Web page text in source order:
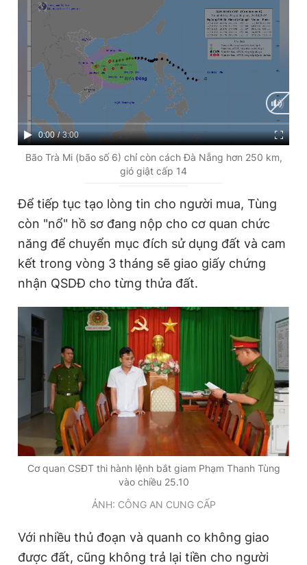
RSS Tòa soạn Chính sách bảo
Tổng biên tập: Nguyễn Ngọc Toàn
Phó tổng biên tập thường trực: Hải Thành
Phó tổng biên tập: Lâm Hiếu Dũng
Phó tổng biên tập: Trần Việt Hưng
Tổng thư ký tòa soạn: Đức Trung
Giấy phép xuất bản số 110/GP - BTTTT cấp ngày 24.3.2020
© 2003-2026 Bản quyền thuộc về Báo Thanh Niên. Cấm sao
chép dưới mọi hình thức nếu không có sự chấp thuận bằng văn
bản. Phát triển bởi ePi Technologies, JSC.
C
u
m
e
0:00 / D
u
i
n
3:00
Bão Trà Mi (bão số 6) chỉ còn cách Đà Nẵng hơn 250 km,
gió giật cấp 14
Để tiếp tục tạo lòng tin cho người mua, Tùng
còn "nổ" hồ sơ đang nộp cho cơ quan chức
năng để chuyển mục đích sử dụng đất và cam
kết trong vòng 3 tháng sẽ giao giấy chứng
nhận QSDĐ cho từng thửa đất.
Cơ quan CSĐT thi hành lệnh bắt giam Phạm Thanh Tùng
vào chiều 25.10
ẢNH: CÔNG AN CUNG CẤP
Với nhiều thủ đoạn và quanh co không giao
được đất, cũng không trả lại tiền cho người